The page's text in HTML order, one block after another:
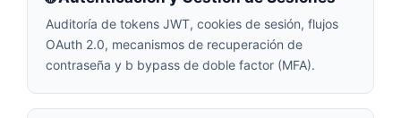
Auditoría de tokens JWT, cookies de sesión, flujos
OAuth 2.0, mecanismos de recuperación de
contraseña y b bypass de doble factor (MFA).